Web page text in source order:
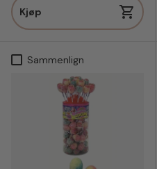
Kjøp
Sammenlign